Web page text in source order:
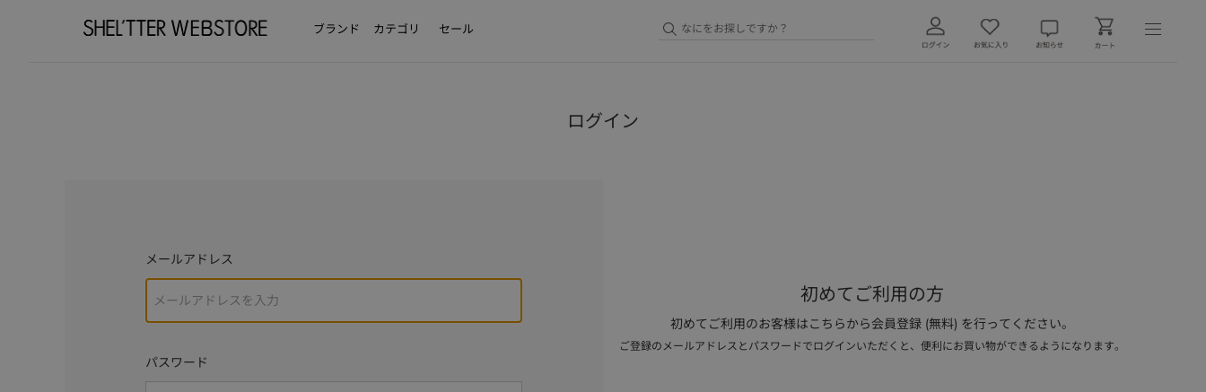
ブランド カテゴリ セール
ログイン
メールアドレス
パスワード
初めてご利用の方
初めてご利用のお客様はこちらから会員登録 (無料) を行ってください。
ご登録のメールアドレスとパスワードでログインいただくと、便利にお買い物ができるようになります。